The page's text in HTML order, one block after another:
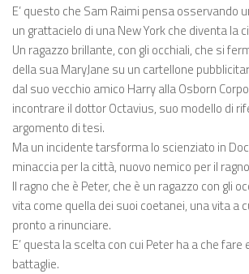
E’ questo che Sam Raimi pensa osservando
un grattacielo di una New York che diventa la
Un ragazzo brillante, con gli occhiali, che si
della sua MaryJane su un cartellone
dal suo vecchio amico Harry alla Osborn
incontrare il dottor Octavius, suo modello di
argomento di tesi.
Ma un incidente tarsforma lo scienziato in
minaccia per la città, nuovo nemico per il
Il ragno che è Peter, che è un ragazzo con gli
vita come quella dei suoi coetanei, una vita a
pronto a rinunciare.
E’ questa la scelta con cui Peter ha a che fare
battaglie.